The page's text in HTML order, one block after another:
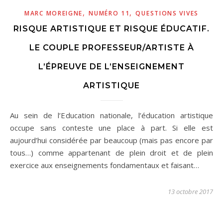
MARC MOREIGNE,NUMÉRO 11,QUESTIONS VIVES
RISQUE ARTISTIQUE ET RISQUE ÉDUCATIF.
LE COUPLE PROFESSEUR/ARTISTE À
L’ÉPREUVE DE L’ENSEIGNEMENT
ARTISTIQUE
Au sein de l’Education nationale, l’éducation artistique
occupe sans conteste une place à part. Si elle est
aujourd’hui considérée par beaucoup (mais pas encore par
tous…) comme appartenant de plein droit et de plein
exercice aux enseignements fondamentaux et faisant…
13 octobre 2017